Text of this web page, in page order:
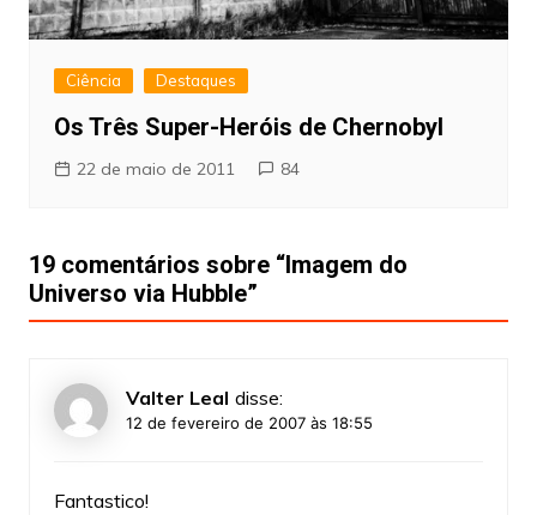
Ciência Destaques
Os Três Super-Heróis de Chernobyl
22 de maio de 2011 84
19 comentários sobre “Imagem do
Universo via Hubble”
Valter Leal disse:
12 de fevereiro de 2007 às 18:55
Fantastico!